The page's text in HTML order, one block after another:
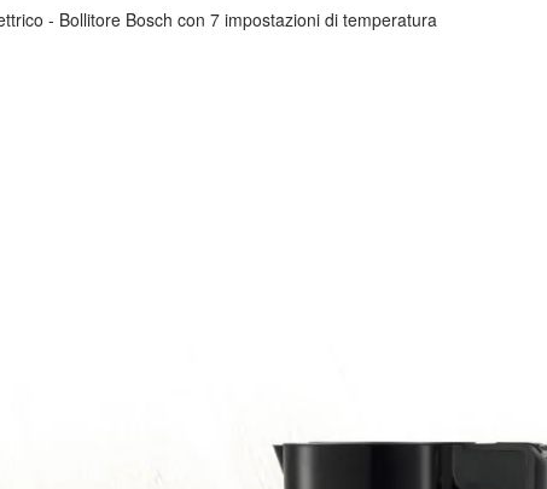
- Bollitore Bosch con 7 impostazioni di temperatura